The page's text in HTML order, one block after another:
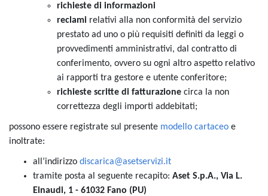
richieste di informazioni
reclami relativi alla non conformità del servizio
prestato ad uno o più requisiti definiti da leggi o
provvedimenti amministrativi, dal contratto di
conferimento, ovvero su ogni altro aspetto relativo
ai rapporti tra gestore e utente conferitore;
richieste scritte di fatturazione circa la non
correttezza degli importi addebitati;
possono essere registrate sul presente modello cartaceo e
inoltrate:
all’indirizzo discarica@asetservizi.it
tramite posta al seguente recapito: Aset S.p.A., Via L.
Einaudi, 1 - 61032 Fano (PU)